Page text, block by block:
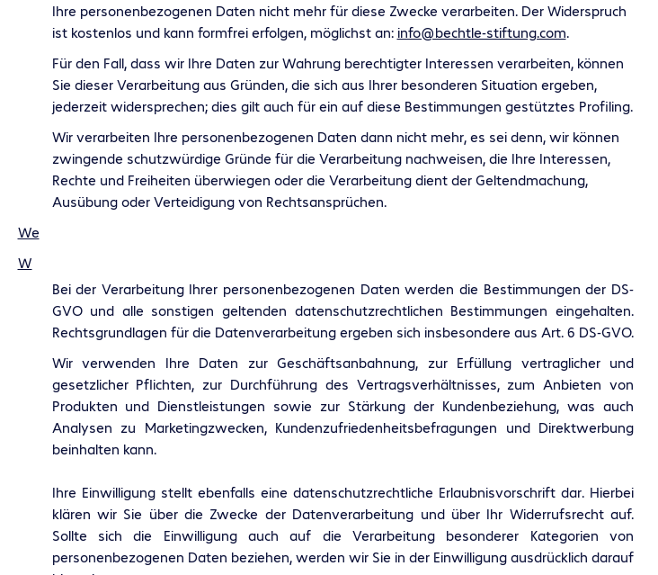
Ihre personenbezogenen Daten nicht mehr für diese Zwecke verarbeiten. Der Widerspruch
ist kostenlos und kann formfrei erfolgen, möglichst an: info@bechtle-stiftung.com.
Für den Fall, dass wir Ihre Daten zur Wahrung berechtigter Interessen verarbeiten, können
Sie dieser Verarbeitung aus Gründen, die sich aus Ihrer besonderen Situation ergeben,
jederzeit widersprechen; dies gilt auch für ein auf diese Bestimmungen gestütztes Profiling.
Wir verarbeiten Ihre personenbezogenen Daten dann nicht mehr, es sei denn, wir können
zwingende schutzwürdige Gründe für die Verarbeitung nachweisen, die Ihre Interessen,
Rechte und Freiheiten überwiegen oder die Verarbeitung dient der Geltendmachung,
Ausübung oder Verteidigung von Rechtsansprüchen.
We
W
Bei der Verarbeitung Ihrer personenbezogenen Daten werden die Bestimmungen der DS-
GVO und alle sonstigen geltenden datenschutzrechtlichen Bestimmungen eingehalten.
Rechtsgrundlagen für die Datenverarbeitung ergeben sich insbesondere aus Art. 6 DS-GVO.
Wir verwenden Ihre Daten zur Geschäftsanbahnung, zur Erfüllung vertraglicher und
gesetzlicher Pflichten, zur Durchführung des Vertragsverhältnisses, zum Anbieten von
Produkten und Dienstleistungen sowie zur Stärkung der Kundenbeziehung, was auch
Analysen zu Marketingzwecken, Kundenzufriedenheitsbefragungen und Direktwerbung
beinhalten kann.
Ihre Einwilligung stellt ebenfalls eine datenschutzrechtliche Erlaubnisvorschrift dar. Hierbei
klären wir Sie über die Zwecke der Datenverarbeitung und über Ihr Widerrufsrecht auf.
Sollte sich die Einwilligung auch auf die Verarbeitung besonderer Kategorien von
personenbezogenen Daten beziehen, werden wir Sie in der Einwilligung ausdrücklich darauf